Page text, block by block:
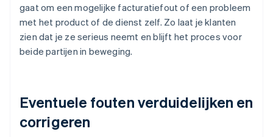
gaat om een mogelijke facturatiefout of een probleem
met het product of de dienst zelf. Zo laat je klanten
zien dat je ze serieus neemt en blijft het proces voor
beide partijen in beweging.
Eventuele fouten verduidelijken en
corrigeren